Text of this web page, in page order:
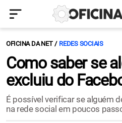
OFICINA DA NET REDES SOCIAIS
Como saber se
excluiu do
É possível verificar se alguém
na rede social em poucos